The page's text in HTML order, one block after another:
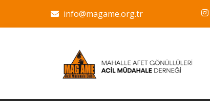
info@magame.org.tr